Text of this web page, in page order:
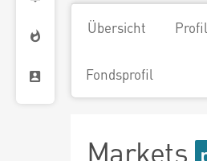
Übersicht
Fondsprofil
Markets